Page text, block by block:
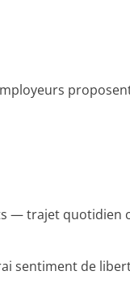
— trajet quotidien
sentiment de